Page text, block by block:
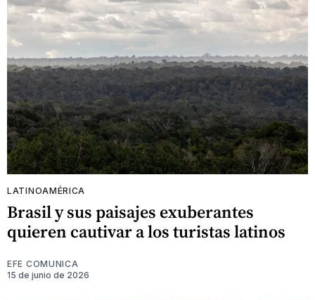
LATINOAMÉRICA
Brasil y sus paisajes exuberantes
quieren cautivar a los turistas latinos
EFE COMUNICA
15 de junio de 2026